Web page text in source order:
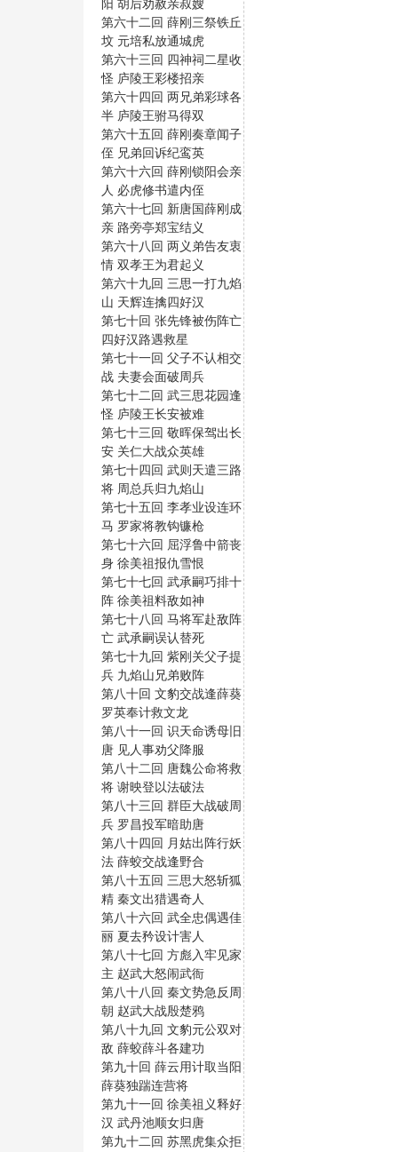
阳 胡后劝赦亲叔嫂
第六十二回 薛刚三祭铁丘
坟 元培私放通城虎
第六十三回 四神祠二星收
怪 庐陵王彩楼招亲
第六十四回 两兄弟彩球各
半 庐陵王驸马得双
第六十五回 薛刚奏章闻子
侄 兄弟回诉纪鸾英
第六十六回 薛刚锁阳会亲
人 必虎修书遣内侄
第六十七回 新唐国薛刚成
亲 路旁亭郑宝结义
第六十八回 两义弟告友衷
情 双孝王为君起义
第六十九回 三思一打九焰
山 天辉连擒四好汉
第七十回 张先锋被伤阵亡
四好汉路遇救星
第七十一回 父子不认相交
战 夫妻会面破周兵
第七十二回 武三思花园逢
怪 庐陵王长安被难
第七十三回 敬晖保驾出长
安 关仁大战众英雄
第七十四回 武则天遣三路
将 周总兵归九焰山
第七十五回 李孝业设连环
马 罗家将教钩镰枪
第七十六回 屈浮鲁中箭丧
身 徐美祖报仇雪恨
第七十七回 武承嗣巧排十
阵 徐美祖料敌如神
第七十八回 马将军赴敌阵
亡 武承嗣误认替死
第七十九回 紫刚关父子提
兵 九焰山兄弟败阵
第八十回 文豹交战逢薛葵
罗英奉计救文龙
第八十一回 识天命诱母旧
唐 见人事劝父降服
第八十二回 唐魏公命将救
将 谢映登以法破法
第八十三回 群臣大战破周
兵 罗昌投军暗助唐
第八十四回 月姑出阵行妖
法 薛蛟交战逢野合
第八十五回 三思大怒斩狐
精 秦文出猎遇奇人
第八十六回 武全忠偶遇佳
丽 夏去矜设计害人
第八十七回 方彪入牢见家
主 赵武大怒闹武衙
第八十八回 秦文势急反周
朝 赵武大战殷楚鸦
第八十九回 文豹元公双对
敌 薛蛟薛斗各建功
第九十回 薛云用计取当阳
薛葵独踹连营将
第九十一回 徐美祖义释好
汉 武丹池顺女归唐
第九十二回 苏黑虎集众拒